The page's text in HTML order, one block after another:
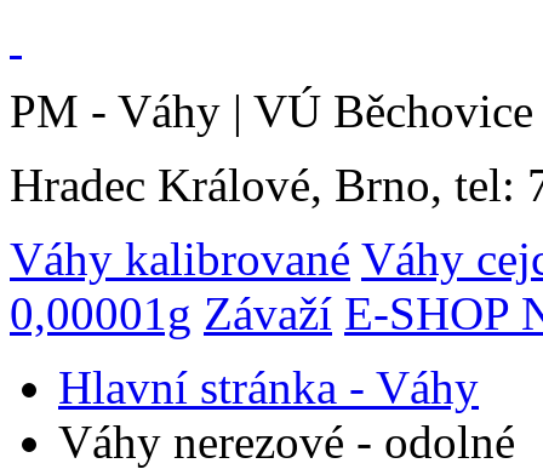
PM - Váhy | VÚ Běchovice
Hradec Králové, Brno, tel:
Váhy kalibrované Váhy
0,00001g Závaží E-SHOP
Hlavní stránka - Váhy
Váhy nerezové - odolné